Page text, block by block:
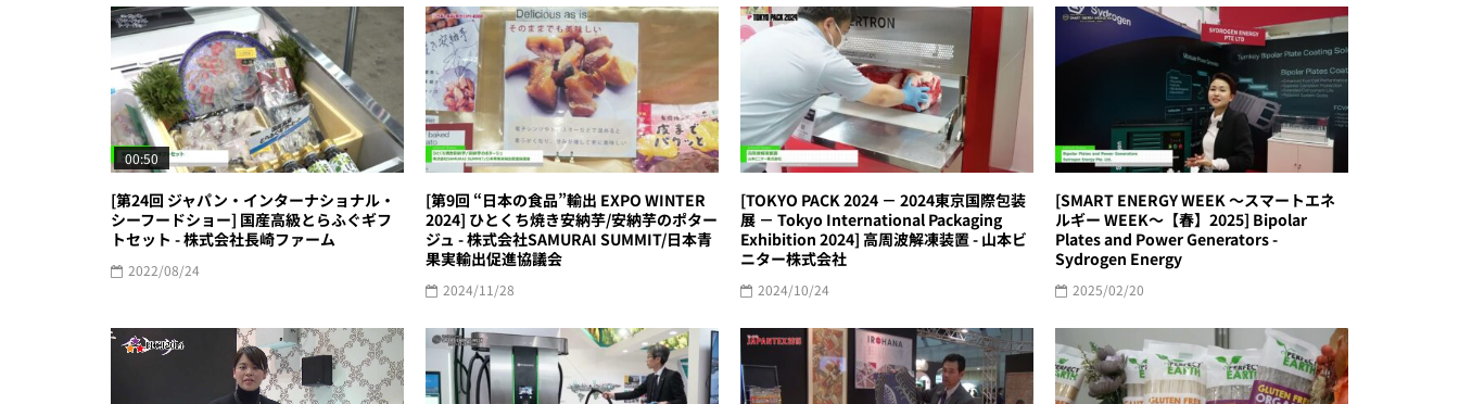
00:50
[第24回 ジャパン・インターナショナル・
シーフードショー] 国産高級とらふぐギフ
トセット - 株式会社長崎ファーム
2022/08/24
[第9回 “日本の食品”輸出 EXPO WINTER
2024] ひとくち焼き安納芋/安納芋のポター
ジュ - 株式会社SAMURAI SUMMIT/日本青
果実輸出促進協議会
2024/11/28
[TOKYO PACK 2024 － 2024東京国際包装
展 － Tokyo International Packaging
Exhibition 2024] 高周波解凍装置 - 山本ビ
ニター株式会社
2024/10/24
[SMART ENERGY WEEK ～スマートエネ
ルギー WEEK～【春】2025] Bipolar
Plates and Power Generators -
Sydrogen Energy
2025/02/20